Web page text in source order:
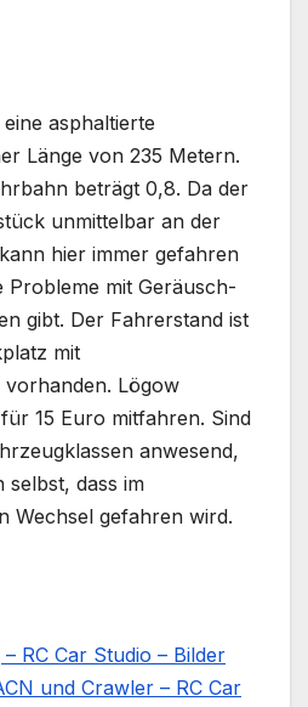
asphaltierte
Länge von 235 Metern.
beträgt 0,8. Da der
unmittelbar an der
hier immer gefahren
Probleme mit Geräusch-
gibt. Der Fahrerstand ist
mit
Lögow
15 Euro mitfahren. Sind
anwesend,
selbst, dass im
Wechsel gefahren wird.
RC Car Studio – Bilder
und Crawler – RC Car